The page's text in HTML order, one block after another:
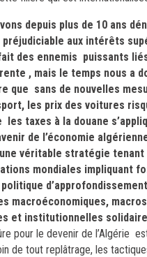
depuis plus de 10 ans
aux intérêts
des ennemis puissants
, mais le temps nous a
que sans de nouvelles
les prix des voitures
taxes à la douane
de l’économie
véritable stratégie tenant
mondiales impliquant
macroéconomiques,
et institutionnelles
pour le devenir de l’Algérie
de tout replâtrage, les